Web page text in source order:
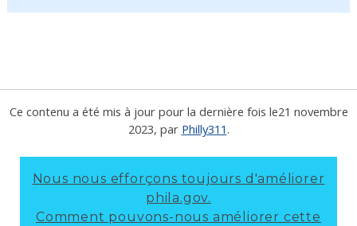
Ce contenu a été mis à jour pour la dernière fois le21 novembre
2023, par Philly311.
Nous nous efforçons toujours d'améliorer
phila.gov.
Comment pouvons-nous améliorer cette